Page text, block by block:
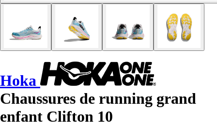
Hoka
Chaussures de running grand
enfant Clifton 10